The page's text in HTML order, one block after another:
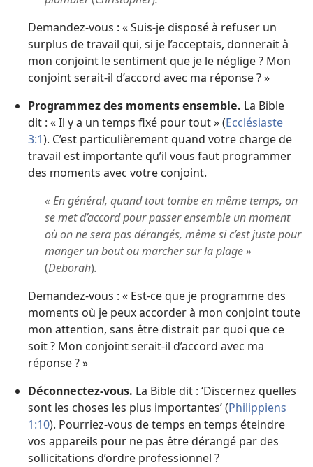
Demandez-vous : « Suis-je disposé à refuser un
surplus de travail qui, si je l’acceptais, donnerait à
mon conjoint le sentiment que je le néglige ? Mon
conjoint serait-il d’accord avec ma réponse ? »
Programmez des moments ensemble. La Bible
dit : « Il y a un temps fixé pour tout » (Ecclésiaste
3:1). C’est particulièrement quand votre charge de
travail est importante qu’il vous faut programmer
des moments avec votre conjoint.
« En général, quand tout tombe en même temps, on
se met d’accord pour passer ensemble un moment
où on ne sera pas dérangés, même si c’est juste pour
manger un bout ou marcher sur la plage »
(Deborah).
Demandez-vous : « Est-ce que je programme des
moments où je peux accorder à mon conjoint toute
mon attention, sans être distrait par quoi que ce
soit ? Mon conjoint serait-il d’accord avec ma
réponse ? »
Déconnectez-vous. La Bible dit : ‘Discernez quelles
sont les choses les plus importantes’ (Philippiens
1:10). Pourriez-vous de temps en temps éteindre
vos appareils pour ne pas être dérangé par des
sollicitations d’ordre professionnel ?